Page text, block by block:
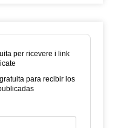
per ricevere i link
para recibir los